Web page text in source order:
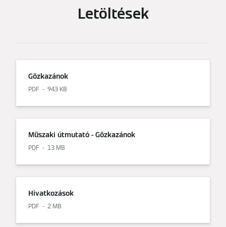
Letöltések
Gőzkazánok
PDF 943 KB
Műszaki útmutató - Gőzkazánok
PDF 13 MB
Hivatkozások
PDF 2 MB